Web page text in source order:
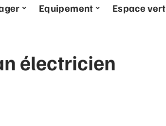
Equipement Espace vert
électricien